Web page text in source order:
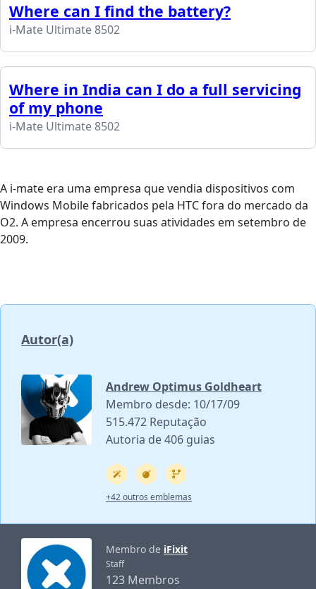
Where can I find the battery?
i-Mate Ultimate 8502
Where in India can I do a full servicing
of my phone
i-Mate Ultimate 8502
A i-mate era uma empresa que vendia dispositivos com
Windows Mobile fabricados pela HTC fora do mercado da
O2. A empresa encerrou suas atividades em setembro de
2009.
Autor(a)
Andrew Optimus Goldheart
Membro desde: 10/17/09
515.472 Reputação
Autoria de 406 guias
+42 outros emblemas
Membro de iFixit
Staff
123 Membros